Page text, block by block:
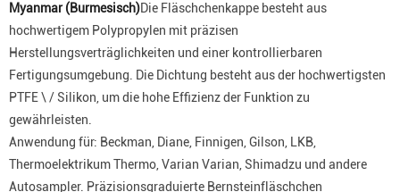
Myanmar (Burmesisch)Die Fläschchenkappe besteht aus
hochwertigem Polypropylen mit präzisen
Herstellungsverträglichkeiten und einer kontrollierbaren
Fertigungsumgebung. Die Dichtung besteht aus der hochwertigsten
PTFE \ / Silikon, um die hohe Effizienz der Funktion zu
gewährleisten.
Anwendung für: Beckman, Diane, Finnigen, Gilson, LKB,
Thermoelektrikum Thermo, Varian Varian, Shimadzu und andere
Autosampler. Präzisionsgraduierte Bernsteinfläschchen